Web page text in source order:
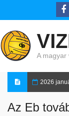
A magyar
2026
Az Eb